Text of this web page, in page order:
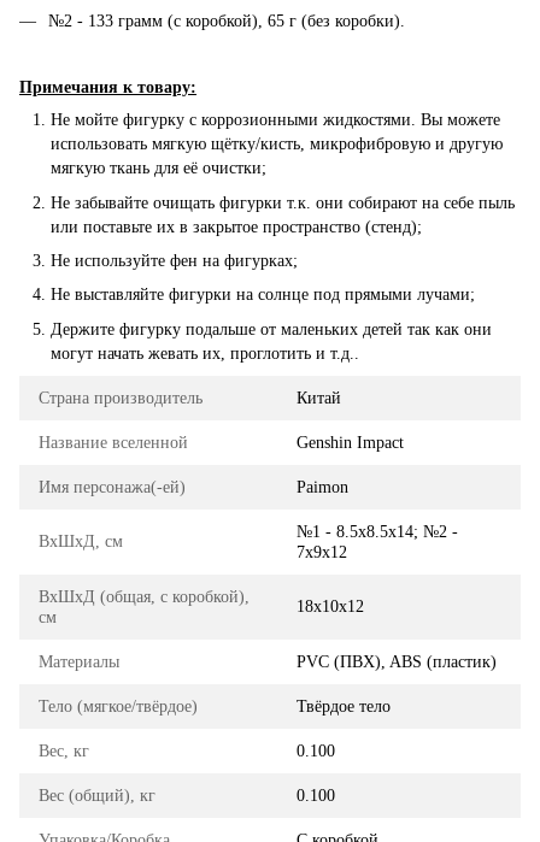
№2 - 133 грамм (с коробкой), 65 г (без коробки).
Примечания к товару:
Не мойте фигурку с коррозионными жидкостями. Вы можете
использовать мягкую щётку/кисть, микрофибровую и другую
мягкую ткань для её очистки;
Не забывайте очищать фигурки т.к. они собирают на себе пыль
или поставьте их в закрытое пространство (стенд);
Не используйте фен на фигурках;
Не выставляйте фигурки на солнце под прямыми лучами;
Держите фигурку подальше от маленьких детей так как они
могут начать жевать их, проглотить и т.д..
Страна производитель Китай
Название вселенной Genshin Impact
Имя персонажа(-ей) Paimon
ВхШхД, см
№1 - 8.5х8.5х14; №2 -
7x9x12
ВхШхД (общая, с коробкой),
см
18х10х12
Материалы PVC (ПВХ), ABS (пластик)
Тело (мягкое/твёрдое) Твёрдое тело
Вес, кг 0.100
Вес (общий), кг 0.100